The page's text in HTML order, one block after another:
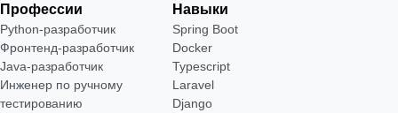
Профессии
Python-разработчик
Фронтенд-разработчик
Java-разработчик
Инженер по ручному
тестированию
Навыки
Spring Boot
Docker
Typescript
Laravel
Django